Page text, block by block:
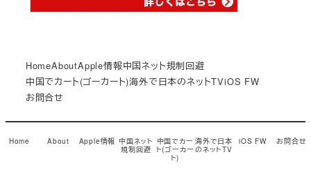
HomeAboutApple情報中国ネット規制回避
中国でカート(ゴーカート)海外で日本のネットTViOS FW
お問合せ
© Copyright 2017小龍茶館Snow Monkey theme by
モンキーレンチ
Home About Apple情報 中国ネット
規制回避
中国でカー
ト(ゴーカー
ト)
海外で日本
のネットTV
iOS FW お問合せ